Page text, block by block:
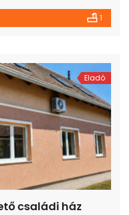
1
Eladó
családi ház